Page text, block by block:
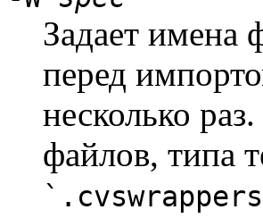
Задает имена
перед
несколько раз.
файлов, типа